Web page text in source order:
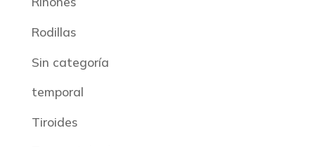
Rodillas
Sin categoría
temporal
Tiroides